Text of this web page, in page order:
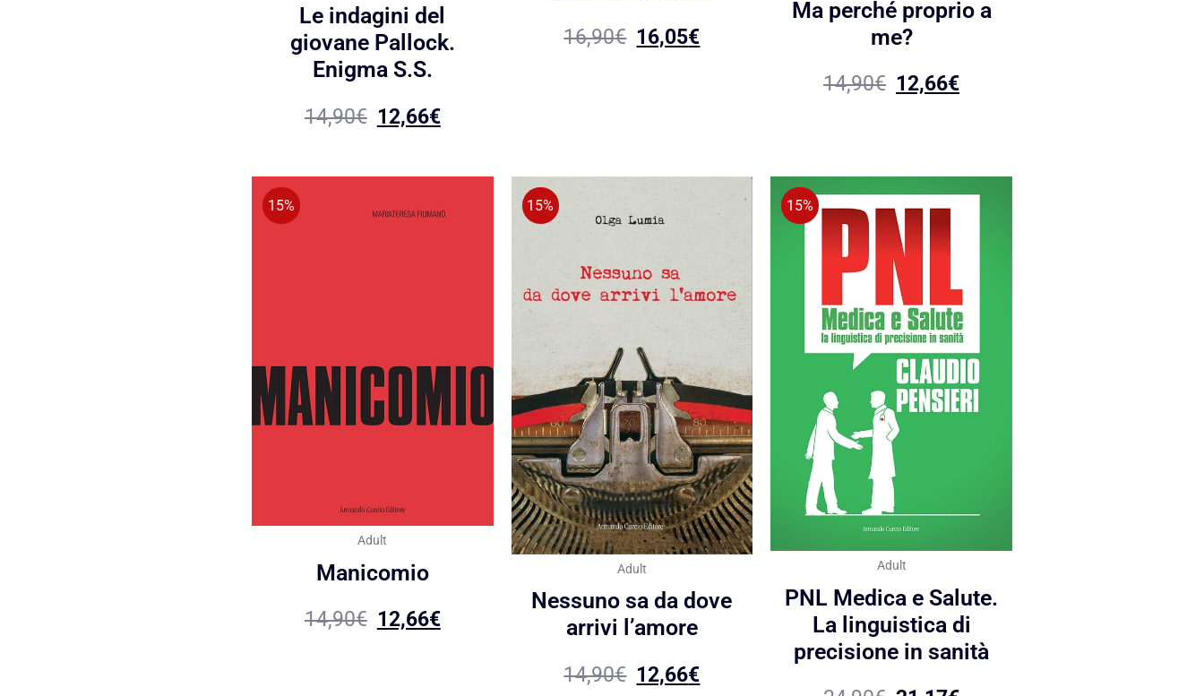
Le indagini del
giovane Pallock.
Enigma S.S.
14,90€ 12,66€
16,90€ 16,05€
Ma perché proprio a
me?
14,90€ 12,66€
15%
Adult
Manicomio
14,90€ 12,66€
15%
Adult
Nessuno sa da dove
arrivi l’amore
14,90€ 12,66€
15%
Adult
PNL Medica e Salute.
La linguistica di
precisione in sanità